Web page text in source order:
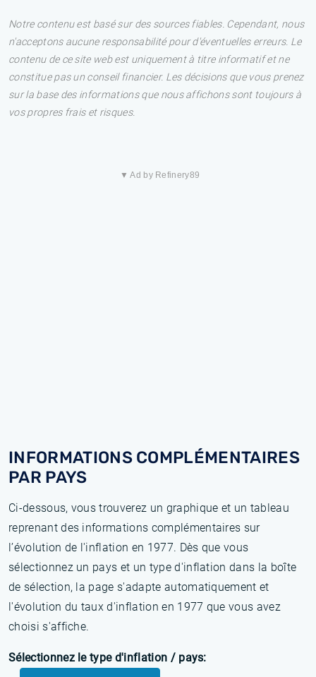
Notre contenu est basé sur des sources fiables. Cependant, nous
n'acceptons aucune responsabilité pour d'éventuelles erreurs. Le
contenu de ce site web est uniquement à titre informatif et ne
constitue pas un conseil financier. Les décisions que vous prenez
sur la base des informations que nous affichons sont toujours à
vos propres frais et risques.
▼ Ad by Refinery89
INFORMATIONS COMPLÉMENTAIRES
PAR PAYS
Ci-dessous, vous trouverez un graphique et un tableau
reprenant des informations complémentaires sur
l’évolution de l'inflation en 1977. Dès que vous
sélectionnez un pays et un type d'inflation dans la boîte
de sélection, la page s'adapte automatiquement et
l'évolution du taux d'inflation en 1977 que vous avez
choisi s'affiche.
Sélectionnez le type d'inflation / pays: